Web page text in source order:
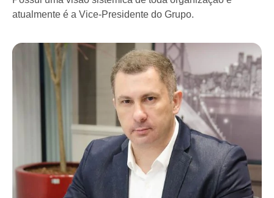
atualmente é a Vice-Presidente do Grupo.